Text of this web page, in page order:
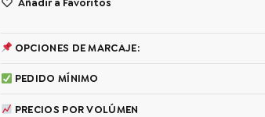
OPCIONES DE MARCAJE:
PEDIDO MÍNIMO
PRECIOS POR VOLÚMEN